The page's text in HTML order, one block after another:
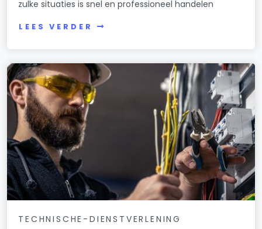
zulke situaties is snel en professioneel handelen
LEES VERDER
TECHNISCHE-DIENSTVERLENING